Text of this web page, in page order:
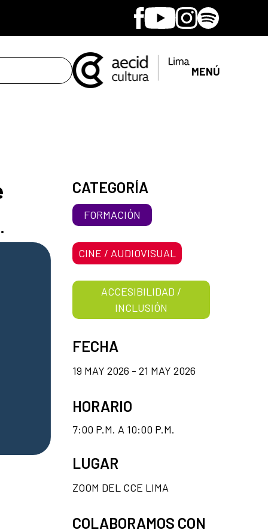
Facebook
YoutubeInstagram
Spotify
MENÚ
CATEGORÍA
FORMACIÓN
CINE / AUDIOVISUAL
ACCESIBILIDAD /
INCLUSIÓN
FECHA
19 MAY 2026 - 21 MAY 2026
HORARIO
7:00 P.M. A 10:00 P.M.
LUGAR
ZOOM DEL CCE LIMA
COLABORAMOS CON